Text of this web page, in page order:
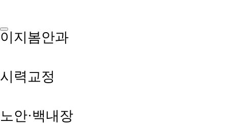
이지봄안과
시력교정
노안·백내장